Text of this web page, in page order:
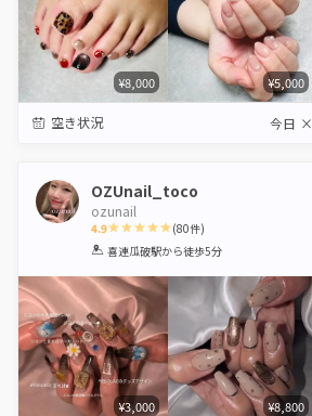
¥8,000 ¥5,000
空き状況 今日 ×
OZUnail_toco
ozunail
4.9
1 2 3 4 5
(80件)
喜連瓜破駅から徒歩5分
¥3,000 ¥8,800